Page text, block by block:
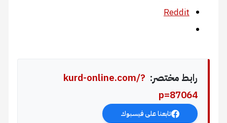
Reddit
رابط مختصر: kurd-online.com/?
p=87064
تابعنا على فيسبوك